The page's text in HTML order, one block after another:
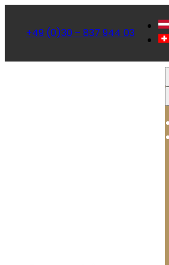
+49 (0)30 – 837 944 03